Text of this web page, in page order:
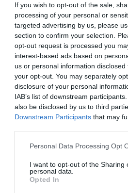
If you wish to opt-out of the sale,
processing of your personal or
targeted advertising by us, please
section to confirm your selection.
opt-out request is processed you
interest-based ads based on
us or personal information
your opt-out. You may separately
disclosure of your personal
IAB’s list of downstream
also be disclosed by us to third
Downstream Participants that may
Personal Data Processing Opt
I want to opt-out of the Sharing
personal data.
Opted In